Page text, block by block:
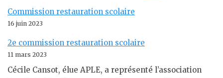
Commission restauration scolaire
16 juin 2023
2e commission restauration scolaire
11 mars 2023
Cécile Cansot, élue APLE, a représenté l’association